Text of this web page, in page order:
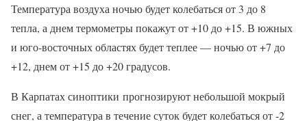
Температура воздуха ночью будет колебаться от 3 до 8
тепла, а днем термометры покажут от +10 до +15. В южных
и юго-восточных областях будет теплее — ночью от +7 до
+12, днем от +15 до +20 градусов.
В Карпатах синоптики прогнозируют небольшой мокрый
снег, а температура в течение суток будет колебаться от -2